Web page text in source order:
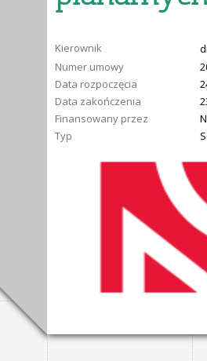
Kierownik
Numer umowy
Data rozpoczęcia
Data zakończenia
Finansowany przez
Typ